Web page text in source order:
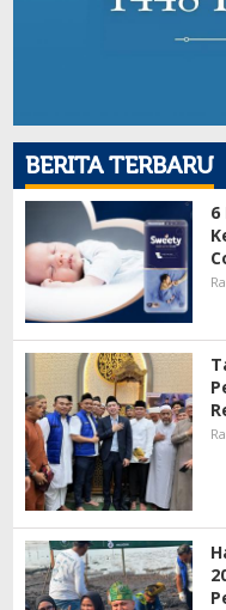
BERITA TERBARU
6